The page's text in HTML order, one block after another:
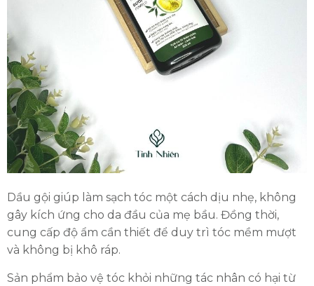
Dầu gội giúp làm sạch tóc một cách dịu nhẹ, không
gây kích ứng cho da đầu của mẹ bầu. Đồng thời,
cung cấp độ ẩm cần thiết để duy trì tóc mềm mượt
và không bị khô ráp.
Sản phẩm bảo vệ tóc khỏi những tác nhân có hại từ